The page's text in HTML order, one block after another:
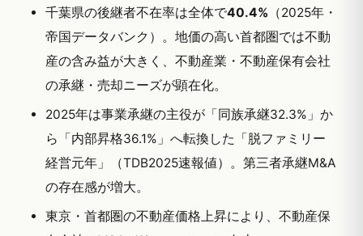
千葉県の後継者不在率は全体で40.4% （2025年・
帝国データバンク）。地価の高い首都圏では不動
産の含み益が大きく、不動産業・不動産保有会社
の承継・売却ニーズが顕在化。
2025年は事業承継の主役が「同族承継32.3%」か
ら「内部昇格36.1%」へ転換した「脱ファミリー
経営元年」（TDB2025速報値）。第三者承継M&A
の存在感が増大。
東京・首都圏の不動産価格上昇により、不動産保